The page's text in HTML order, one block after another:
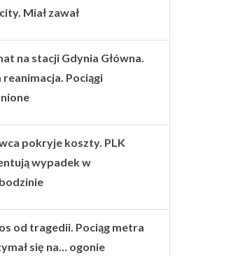
Miał zawał
na stacji Gdynia Główna.
reanimacja. Pociągi
pokryje koszty. PLK
wypadek w
od tragedii. Pociąg metra
się na… ogonie